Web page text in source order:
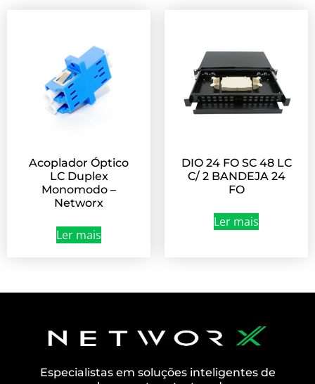
Acoplador Óptico
LC Duplex
Monomodo –
Networx
Ler mais
DIO 24 FO SC 48 LC
C/ 2 BANDEJA 24
FO
Ler mais
Especialistas em soluções inteligentes de